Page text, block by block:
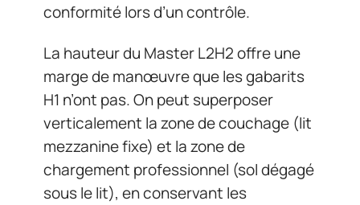
conformité lors d’un contrôle.
La hauteur du Master L2H2 offre une
marge de manœuvre que les gabarits
H1 n’ont pas. On peut superposer
verticalement la zone de couchage (lit
mezzanine fixe) et la zone de
chargement professionnel (sol dégagé
sous le lit), en conservant les